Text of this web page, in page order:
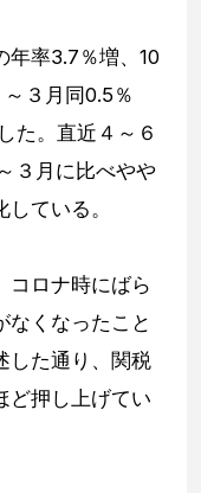
年率3.7％増、10
３月同0.5％
た。直近４～６
３月に比べやや
ている。
コロナ時にばら
なくなったこと
した通り、関税
ど押し上げてい